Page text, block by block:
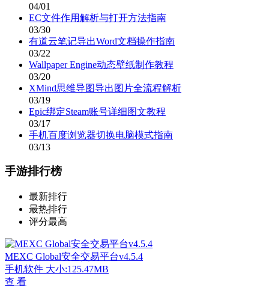
04/01
EC文件作用解析与打开方法指南
03/30
有道云笔记导出Word文档操作指南
03/22
Wallpaper Engine动态壁纸制作教程
03/20
XMind思维导图导出图片全流程解析
03/19
Epic绑定Steam账号详细图文教程
03/17
手机百度浏览器切换电脑模式指南
03/13
手游排行榜
最新排行
最热排行
评分最高
MEXC Global安全交易平台v4.5.4
手机软件 大小:125.47MB
查 看